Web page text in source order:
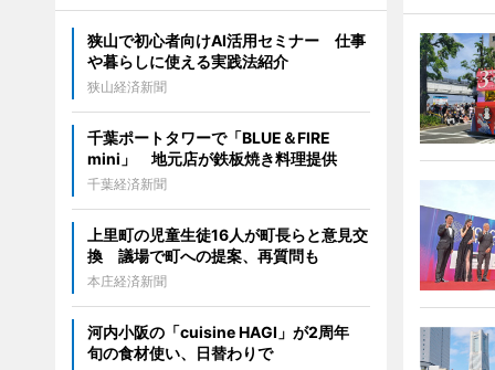
狭山で初心者向けAI活用セミナー 仕事
や暮らしに使える実践法紹介
狭山経済新聞
千葉ポートタワーで「BLUE＆FIRE
mini」 地元店が鉄板焼き料理提供
千葉経済新聞
上里町の児童生徒16人が町長らと意見交
換 議場で町への提案、再質問も
本庄経済新聞
河内小阪の「cuisine HAGI」が2周年
旬の食材使い、日替わりで